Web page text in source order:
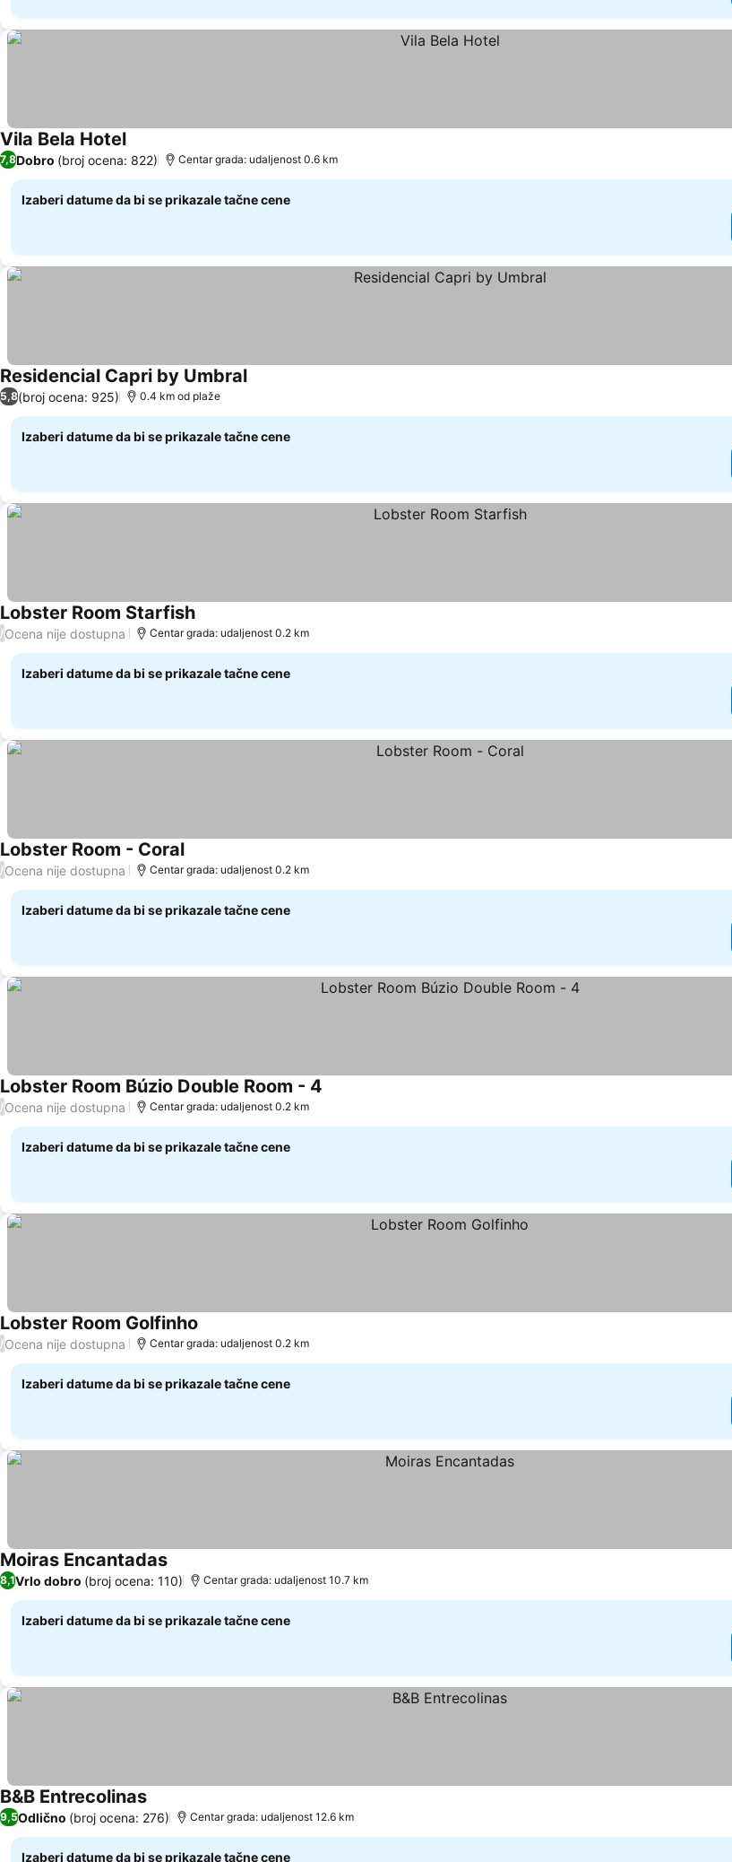
Vila Bela HotelPogledaj cene
7,8Dobro (broj ocena: 822) Centar grada: udaljenost 0.6 km
Izaberi datume da bi se prikazale tačne cene
Residencial Capri by UmbralPogledaj cene
5,8(broj ocena: 925) 0.4 km od plaže
Izaberi datume da bi se prikazale tačne cene
Lobster Room StarfishPogledaj cene
/Ocena nije dostupna Centar grada: udaljenost 0.2 km
Izaberi datume da bi se prikazale tačne cene
Lobster Room - CoralPogledaj cene
/Ocena nije dostupna Centar grada: udaljenost 0.2 km
Izaberi datume da bi se prikazale tačne cene
Lobster Room Búzio Double Room - 4
/Ocena nije dostupna Centar grada: udaljenost 0.2 km
Izaberi datume da bi se prikazale tačne cene
Lobster Room Golfinho
/Ocena nije dostupna Centar grada: udaljenost 0.2 km
Izaberi datume da bi se prikazale tačne cene
Moiras EncantadasPogledaj cene
8,1Vrlo dobro (broj ocena: 110) Centar grada: udaljenost 10.7 km
Izaberi datume da bi se prikazale tačne cene
B&B EntrecolinasPogledaj cene
9,5Odlično (broj ocena: 276) Centar grada: udaljenost 12.6 km
Izaberi datume da bi se prikazale tačne cene